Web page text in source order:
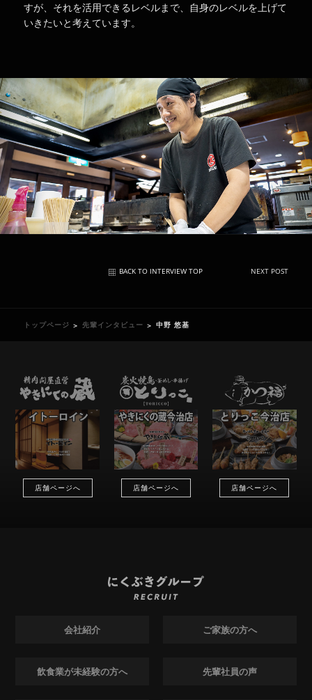
すが、それを活用できるレベルまで、自身のレベルを上げて
いきたいと考えています。
BACK TO INTERVIEW TOP NEXT POST
トップページ 先輩インタビュー 中野 悠基
店舗ページへ 店舗ページへ 店舗ページへ
会社紹介 ご家族の方へ
飲食業が未経験の方へ 先輩社員の声